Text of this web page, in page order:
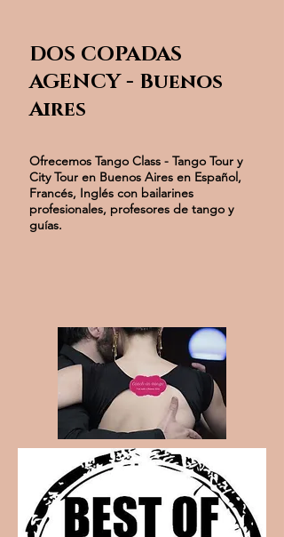
DOS COPADAS
AGENCY - Buenos
Aires
Ofrecemos Tango Class - Tango Tour y
City Tour en Buenos Aires en Español,
Francés, Inglés con bailarines
profesionales, profesores de tango y
guías.